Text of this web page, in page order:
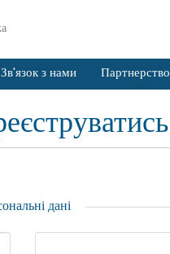
Партнерство
Зв'язок з нами
дані